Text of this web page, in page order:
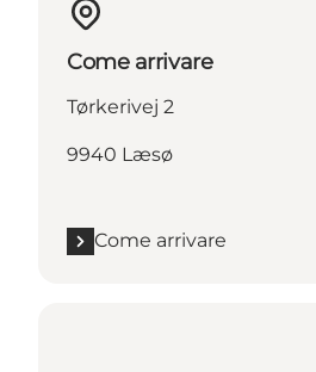
Come arrivare
Tørkerivej 2
9940 Læsø
Come arrivare